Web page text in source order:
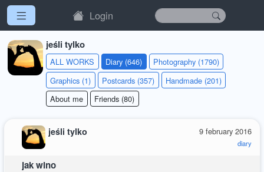
Login
jeśli tylko
ALL WORKS Diary (646)
Photography (1790)
Graphics (1)
Postcards (357)
Handmade (201)
About me
Friends (80)
9 february 2016
diary
jeśli tylko
jak wino